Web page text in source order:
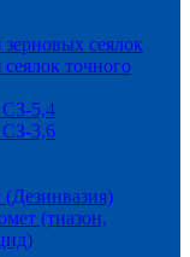
сеялок
точного
СЗ-5,4
СЗ-3,6
(тиазон,